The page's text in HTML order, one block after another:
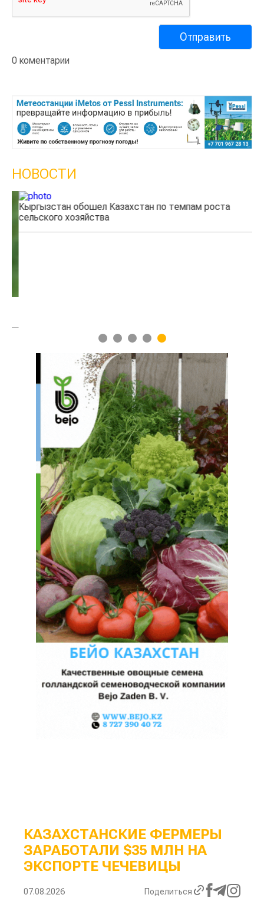
0 коментарии
НОВОСТИ
Кыргызстан обошел Казахстан по темпам роста
сельского хозяйства
1 2 3 4 5
КАЗАХСТАНСКИЕ ФЕРМЕРЫ
ЗАРАБОТАЛИ $35 МЛН НА
ЭКСПОРТЕ ЧЕЧЕВИЦЫ
07.08.2026 Поделиться